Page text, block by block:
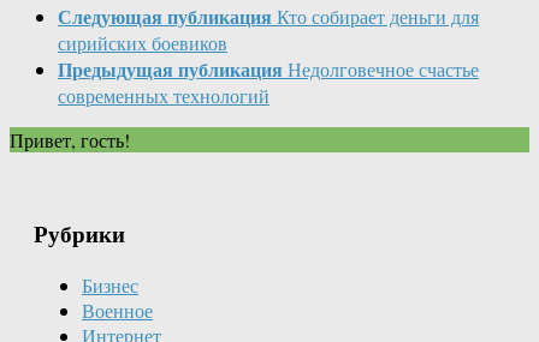
Следующая публикация Кто собирает деньги для
сирийских боевиков
Предыдущая публикация Недолговечное счастье
современных технологий
Привет, гость!
Рубрики
Бизнес
Военное
Интернет